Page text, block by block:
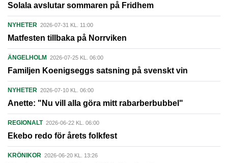
Solala avslutar sommaren på Fridhem
NYHETER 2026-07-31 KL. 11:00
Matfesten tillbaka på Norrviken
ÄNGELHOLM 2026-07-25 KL. 06:00
Familjen Koenigseggs satsning på svenskt vin
NYHETER 2026-07-10 KL. 06:00
Anette: "Nu vill alla göra mitt rabarberbubbel"
REGIONALT 2026-06-22 KL. 06:00
Ekebo redo för årets folkfest
KRÖNIKOR 2026-06-20 KL. 13:26